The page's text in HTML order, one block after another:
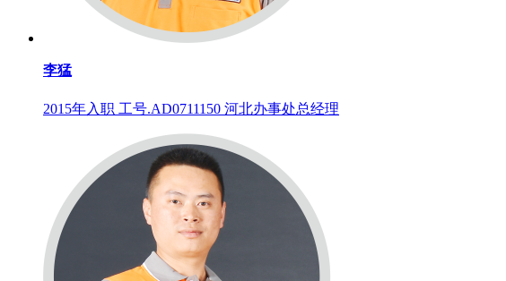
李猛
2015年入职 工号.AD0711150 河北办事处总经理